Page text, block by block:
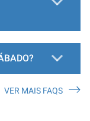
VER MAIS FAQS